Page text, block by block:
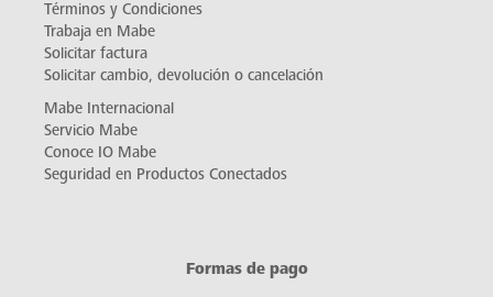
Términos y Condiciones
Trabaja en Mabe
Solicitar factura
Solicitar cambio, devolución o cancelación
Mabe Internacional
Servicio Mabe
Conoce IO Mabe
Seguridad en Productos Conectados
Formas de pago